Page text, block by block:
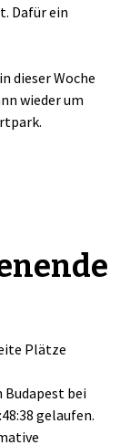
Dafür ein
dieser Woche
wieder um
Plätze
bei
gelaufen.